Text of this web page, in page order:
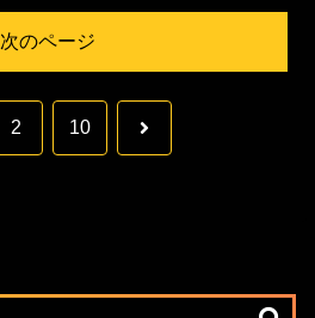
次のページ
2 10 次